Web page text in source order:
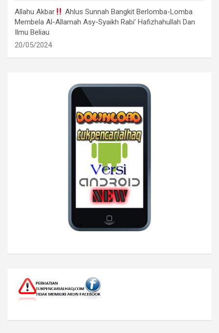
Allahu Akbar
Ahlus Sunnah Bangkit Berlomba-Lomba
Membela Al-Allamah Asy-Syaikh Rabi’ Hafizhahullah Dan
Ilmu Beliau
20/05/2024